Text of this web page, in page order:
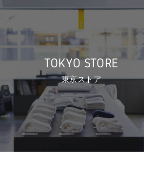
TOKYO STORE
東京ストア